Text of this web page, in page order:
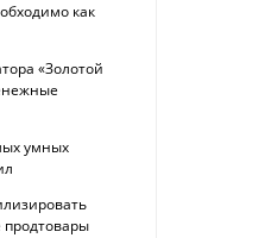
как
«Золотой
умных